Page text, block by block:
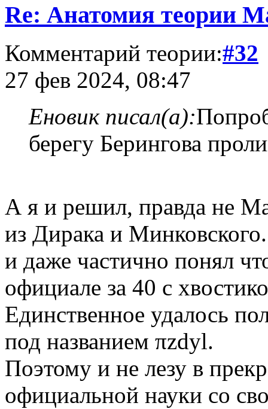
Re: Анатомия теории
Комментарий теории:#32
27 фев 2024, 08:47
Еновик писал(а):
берегу Берингова
А я и решил, правда не
из Дирака и
и даже частично понял
официале за 40 с
Единственное удалось
под названием πzdyl.
Поэтому и не лезу в
официальной науки со